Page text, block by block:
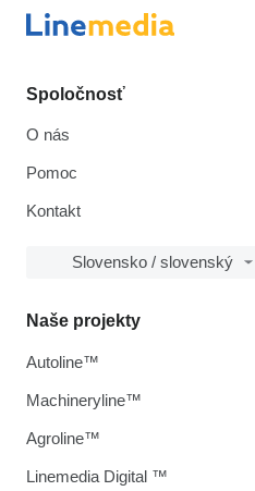
Spoločnosť
O nás
Pomoc
Kontakt
Slovensko / slovenský
Naše projekty
Autoline™
Machineryline™
Agroline™
Linemedia Digital ™